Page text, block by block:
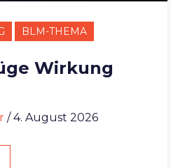
BLM-THEMA
Wirkung
/ 4. August 2026